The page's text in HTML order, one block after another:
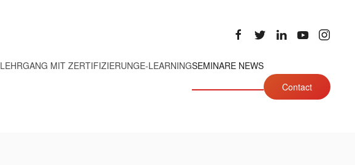
LEHRGANG MIT ZERTIFIZIERUNGE-LEARNINGSEMINARE NEWS
Contact